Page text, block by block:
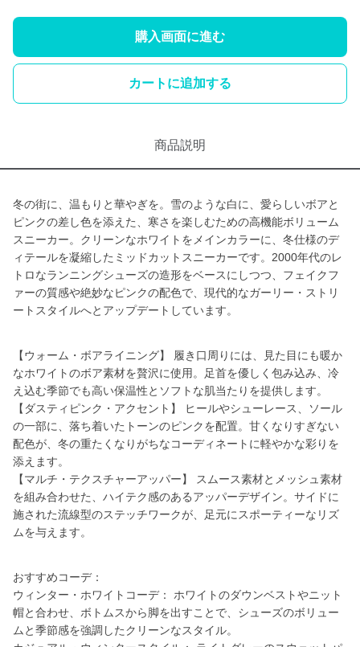
購入画面に進む
カートに追加する
商品説明
冬の街に、温もりと華やぎを。雪のような白に、愛らしいボアと
ピンクの差し色を添えた、寒さを楽しむための高機能ボリューム
スニーカー。クリーンなホワイトをメインカラーに、冬仕様のデ
ィテールを凝縮したミッドカットスニーカーです。2000年代のレ
トロなランニングシューズの造形をベースにしつつ、フェイクフ
ァーの質感や絶妙なピンクの配色で、現代的なガーリー・ストリ
ートスタイルへとアップデートしています。
【ウォーム・ボアライニング】 履き口周りには、見た目にも暖か
なホワイトのボア素材を贅沢に使用。足首を優しく包み込み、冷
え込む季節でも高い保温性とソフトな肌当たりを提供します。
【ダスティピンク・アクセント】 ヒールやシューレース、ソール
の一部に、落ち着いたトーンのピンクを配置。甘くなりすぎない
配色が、冬の重たくなりがちなコーディネートに軽やかな彩りを
添えます。
【マルチ・テクスチャーアッパー】 スムース素材とメッシュ素材
を組み合わせた、ハイテク感のあるアッパーデザイン。サイドに
施された流線型のステッチワークが、足元にスポーティーなリズ
ムを与えます。
おすすめコーデ：
ウィンター・ホワイトコーデ： ホワイトのダウンベストやニット
帽と合わせ、ボトムスから脚を出すことで、シューズのボリュー
ムと季節感を強調したクリーンなスタイル。